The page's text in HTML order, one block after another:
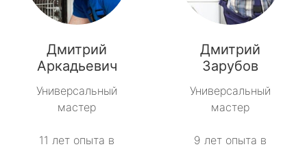
Дмитрий
Аркадьевич
Универсальный
мастер
11 лет опыта в
Дмитрий
Зарубов
Универсальный
мастер
9 лет опыта в